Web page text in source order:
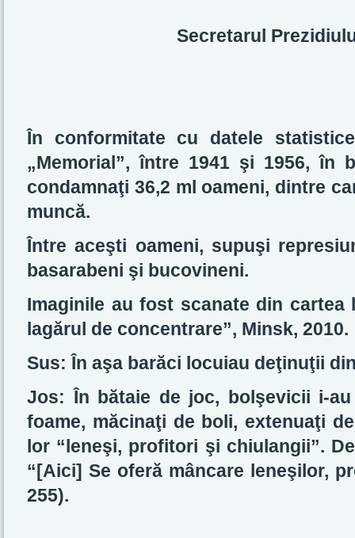
Secretarul
În conformitate cu datele
„Memorial”, între 1941 şi 1956, în
condamnaţi 36,2 ml oameni, dintre
muncă.
Între aceşti oameni, supuşi
basarabeni şi bucovineni.
Imaginile au fost scanate din cartea
lagărul de concentrare”, Minsk, 2010.
Sus: În aşa barăci locuiau deţinuţii
Jos: În bătaie de joc, bolşevicii i-
foame, măcinaţi de boli, extenuaţi
lor “leneşi, profitori şi chiulangii”.
“[Aici] Se oferă mâncare leneşilor,
255).